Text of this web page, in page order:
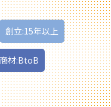
創立:15年以上
商材:BtoB